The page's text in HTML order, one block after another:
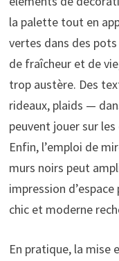
la palette tout en
vertes dans des
de fraîcheur et de
trop austère. Des
rideaux, plaids —
peuvent jouer sur
Enfin, l’emploi de
murs noirs peut
impression
chic et moderne
En pratique, la mise